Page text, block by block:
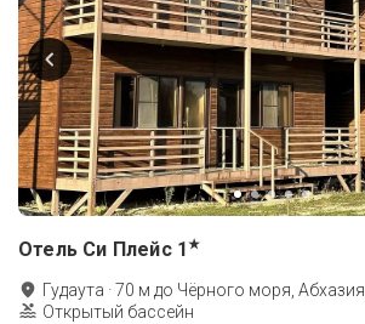
Отель Си Плейс 1★
Гудаута ·70 м до Чёрного моря, Абхазия
Открытый бассейн